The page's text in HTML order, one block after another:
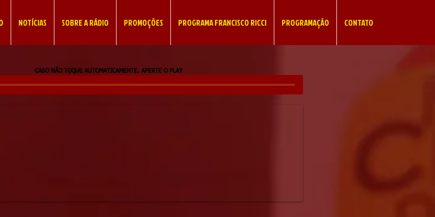
NOTÍCIAS SOBRE A RÁDIO PROMOÇÕES PROGRAMA FRANCISCO RICCI PROGRAMAÇÃO CONTATO
CASO NÃO TOQUE AUTOMATICAMENTE, APERTE O PLAY